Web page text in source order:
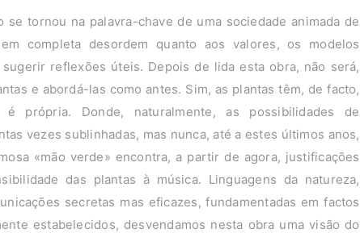
se tornou na palavra-chave de uma sociedade animada de
completa desordem quanto aos valores, os modelos
reflexões úteis. Depois de lida esta obra, não será,
e abordá-las como antes. Sim, as plantas têm, de facto,
própria. Donde, naturalmente, as possibilidades de
vezes sublinhadas, mas nunca, até a estes últimos anos,
«mão verde» encontra, a partir de agora, justificações
das plantas à música. Linguagens da natureza,
secretas mas eficazes, fundamentadas em factos
estabelecidos, desvendamos nesta obra uma visão do